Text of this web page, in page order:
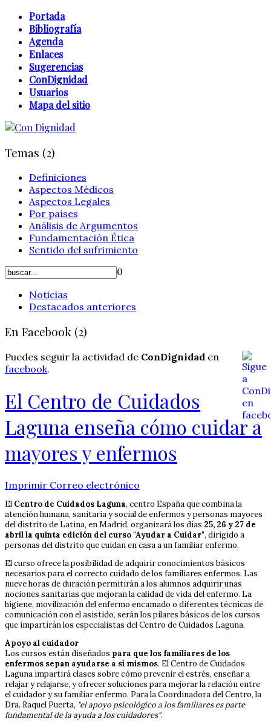
Portada
Bibliografía
Agenda
Enlaces
Sugerencias
ConDignidad
Usuarios
Mapa del sitio
Temas (2)
Definiciones
Aspectos Médicos
Aspectos Legales
Por países
Análisis de Argumentos
Fundamentación Ética
Sentido del sufrimiento
0
Noticias
Destacados anteriores
En Facebook (2)
Puedes seguir la actividad de ConDignidad en
facebook.
El Centro de Cuidados
Laguna enseña cómo cuidar a
mayores y enfermos
Imprimir Correo electrónico
El Centro de Cuidados Laguna, centro España que combina la
atención humana, sanitaria y social de enfermos y personas mayores
del distrito de Latina, en Madrid, organizará los días 25, 26 y 27 de
abril la quinta edición del curso "Ayudar a Cuidar", dirigido a
personas del distrito que cuidan en casa a un familiar enfermo.
El curso ofrece la posibilidad de adquirir conocimientos básicos
necesarios para el correcto cuidado de los familiares enfermos. Las
nueve horas de duración permitirán a los alumnos adquirir unas
nociones sanitarias que mejoran la calidad de vida del enfermo. La
higiene, movilización del enfermo encamado o diferentes técnicas de
comunicación con el asistido, serán los pilares básicos de los cursos
que impartirán los especialistas del Centro de Cuidados Laguna.
Apoyo al cuidador
Los cursos están diseñados para que los familiares de los
enfermos sepan ayudarse a sí mismos. El Centro de Cuidados
Laguna impartirá clases sobre cómo prevenir el estrés, enseñar a
relajar y relajarse, y ofrecer soluciones para mejorar la relación entre
el cuidador y su familiar enfermo. Para la Coordinadora del Centro, la
Dra. Raquel Puerta, "el apoyo psicológico a los familiares es parte
fundamental de la ayuda a los cuidadores".